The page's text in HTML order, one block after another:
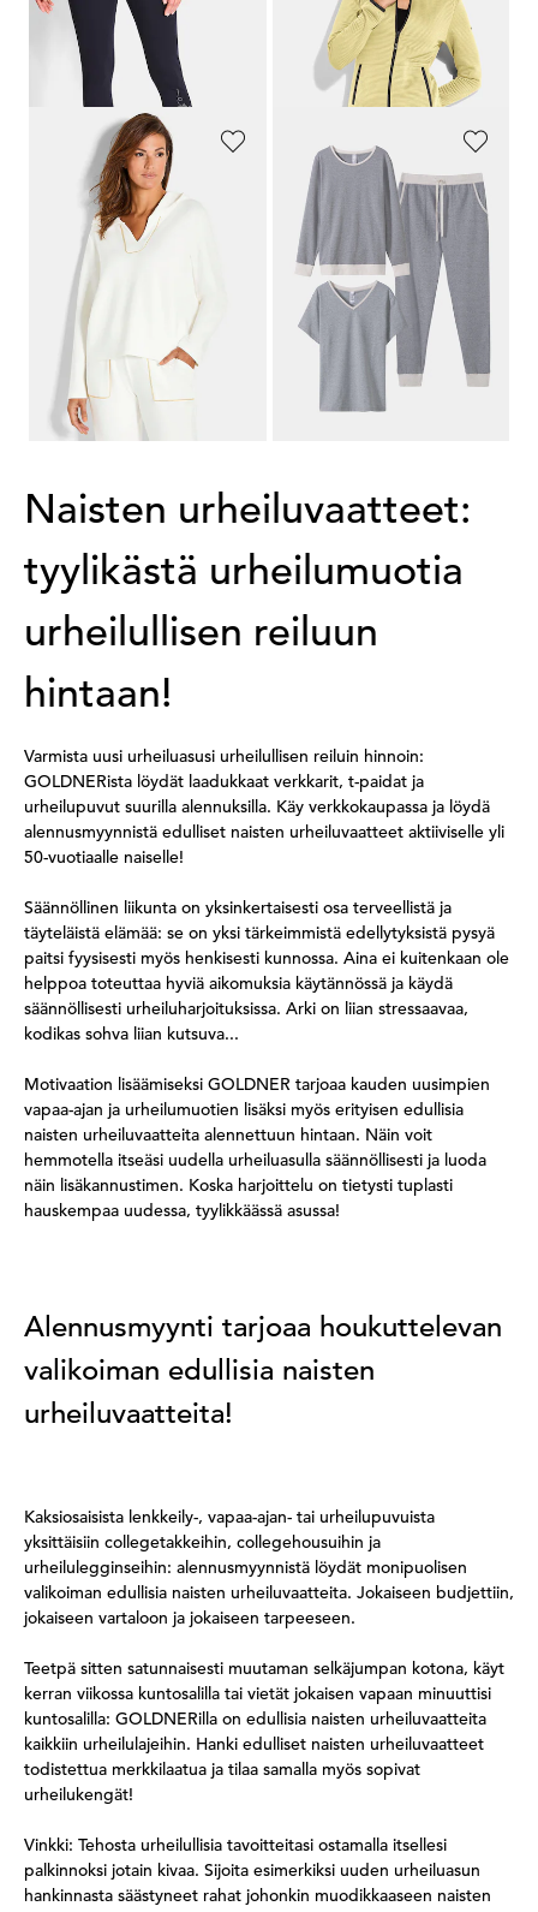
64,95 € 89,95 €
30 päivän alin hinta**: 69,95 €
69,95 €
30 päivän alin hinta**: 59,46 €
GOLDNER
Hupullinen collegepaita
109,95 €
SASSA
3-osainen oloasusetti
111,96 €
30 päivän alin hinta**: 139,95 €
(-20%)
Naisten urheiluvaatteet:
tyylikästä urheilumuotia
urheilullisen reiluun
hintaan!
Varmista uusi urheiluasusi urheilullisen reiluin hinnoin:
GOLDNERista löydät laadukkaat verkkarit, t-paidat ja
urheilupuvut suurilla alennuksilla. Käy verkkokaupassa ja löydä
alennusmyynnistä edulliset naisten urheiluvaatteet aktiiviselle yli
50-vuotiaalle naiselle!
Säännöllinen liikunta on yksinkertaisesti osa terveellistä ja
täyteläistä elämää: se on yksi tärkeimmistä edellytyksistä pysyä
paitsi fyysisesti myös henkisesti kunnossa. Aina ei kuitenkaan ole
helppoa toteuttaa hyviä aikomuksia käytännössä ja käydä
säännöllisesti urheiluharjoituksissa. Arki on liian stressaavaa,
kodikas sohva liian kutsuva...
Motivaation lisäämiseksi GOLDNER tarjoaa kauden uusimpien
vapaa-ajan ja urheilumuotien lisäksi myös erityisen edullisia
naisten urheiluvaatteita alennettuun hintaan. Näin voit
hemmotella itseäsi uudella urheiluasulla säännöllisesti ja luoda
näin lisäkannustimen. Koska harjoittelu on tietysti tuplasti
hauskempaa uudessa, tyylikkäässä asussa!
Alennusmyynti tarjoaa houkuttelevan
valikoiman edullisia naisten
urheiluvaatteita!
Kaksiosaisista lenkkeily-, vapaa-ajan- tai urheilupuvuista
yksittäisiin collegetakkeihin, collegehousuihin ja
urheilulegginseihin: alennusmyynnistä löydät monipuolisen
valikoiman edullisia naisten urheiluvaatteita. Jokaiseen budjettiin,
jokaiseen vartaloon ja jokaiseen tarpeeseen.
Teetpä sitten satunnaisesti muutaman selkäjumpan kotona, käyt
kerran viikossa kuntosalilla tai vietät jokaisen vapaan minuuttisi
kuntosalilla: GOLDNERilla on edullisia naisten urheiluvaatteita
kaikkiin urheilulajeihin. Hanki edulliset naisten urheiluvaatteet
todistettua merkkilaatua ja tilaa samalla myös sopivat
urheilukengät!
Vinkki: Tehosta urheilullisia tavoitteitasi ostamalla itsellesi
palkinnoksi jotain kivaa. Sijoita esimerkiksi uuden urheiluasun
hankinnasta säästyneet rahat johonkin muodikkaaseen naisten